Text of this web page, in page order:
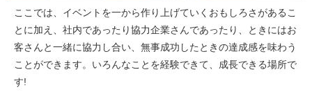
ここでは、イベントを一から作り上げていくおもしろさがあるこ
とに加え、社内であったり協力企業さんであったり、ときにはお
客さんと一緒に協力し合い、無事成功したときの達成感を味わう
ことができます。いろんなことを経験できて、成長できる場所で
す!